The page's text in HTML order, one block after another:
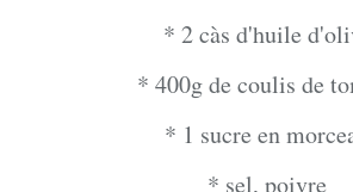
* 2 càs d'huile
* 400g de coulis de
* 1 sucre en
* sel, poivre